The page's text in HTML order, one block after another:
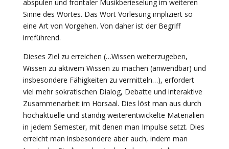
abspulen und frontaler Musikberieselung im weiteren
Sinne des Wortes. Das Wort Vorlesung impliziert so
eine Art von Vorgehen. Von daher ist der Begriff
irreführend.
Dieses Ziel zu erreichen (…Wissen weiterzugeben,
Wissen zu aktivem Wissen zu machen (anwendbar) und
insbesondere Fähigkeiten zu vermitteln…), erfordert
viel mehr sokratischen Dialog, Debatte und interaktive
Zusammenarbeit im Hörsaal. Dies löst man aus durch
hochaktuelle und ständig weiterentwickelte Materialien
in jedem Semester, mit denen man Impulse setzt. Dies
erreicht man insbesondere aber auch, indem man